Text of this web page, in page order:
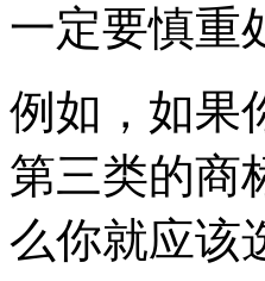
一定要慎重
例如，如果
第三类的商
么你就应该